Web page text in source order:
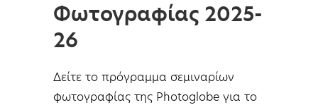
Φωτογραφίας 2025-
26
Δείτε το πρόγραμμα σεμιναρίων
φωτογραφίας της Photoglobe για το